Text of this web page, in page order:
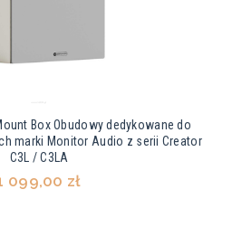
Box Obudowy dedykowane do
marki Monitor Audio z serii Creator
C3L / C3LA
099,00 zł